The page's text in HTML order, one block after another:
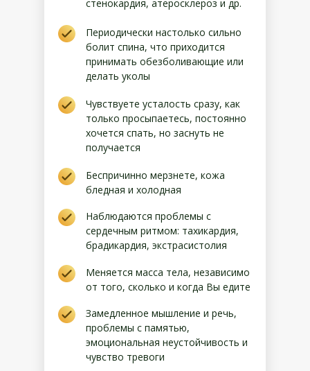
стенокардия, атеросклероз и др.
Периодически настолько сильно
болит спина, что приходится
принимать обезболивающие или
делать уколы
Чувствуете усталость сразу, как
только просыпаетесь, постоянно
хочется спать, но заснуть не
получается
Беспричинно мерзнете, кожа
бледная и холодная
Наблюдаются проблемы с
сердечным ритмом: тахикардия,
брадикардия, экстрасистолия
Меняется масса тела, независимо
от того, сколько и когда Вы едите
Замедленное мышление и речь,
проблемы с памятью,
эмоциональная неустойчивость и
чувство тревоги